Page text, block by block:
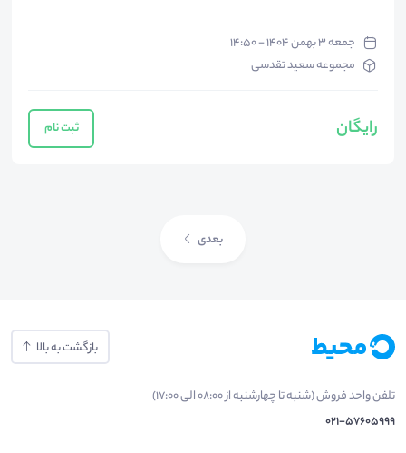
جمعه ۳ بهمن ۱۴۰۴ - ۱۴:۵۰
مجموعه سعید تقدسی
رایگان ثبت نام
بعدی
بازگشت به بالا
تلفن واحد فروش (شنبه تا چهارشنبه از 08:00 الی 17:00)
021-57605999